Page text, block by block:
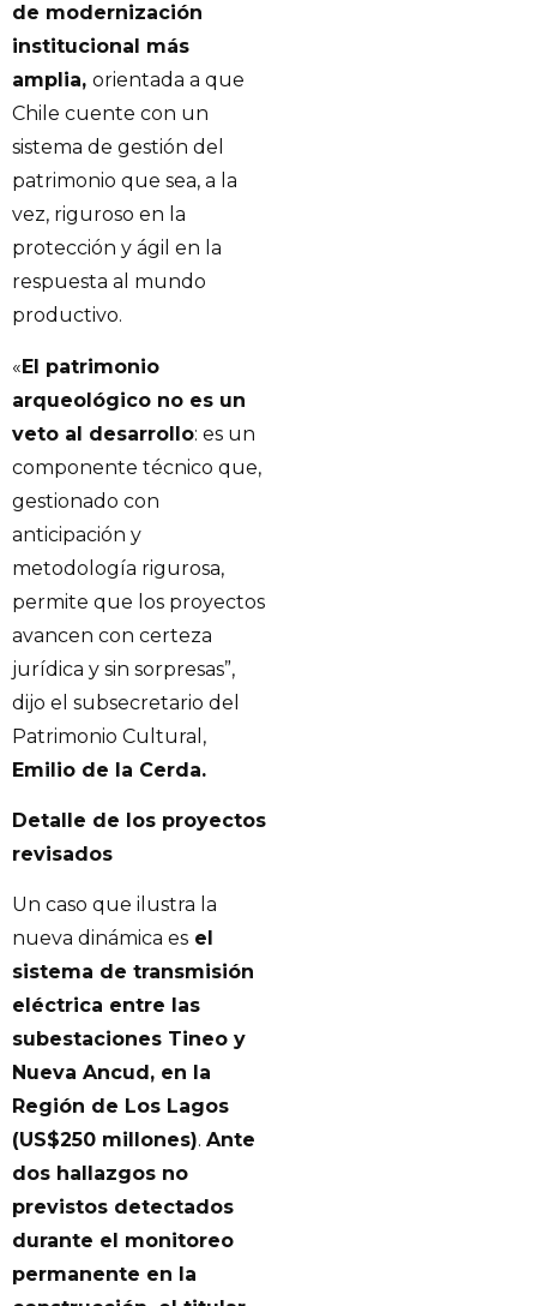
de modernización
institucional más
amplia, orientada a que
Chile cuente con un
sistema de gestión del
patrimonio que sea, a la
vez, riguroso en la
protección y ágil en la
respuesta al mundo
productivo.
«El patrimonio
arqueológico no es un
veto al desarrollo: es un
componente técnico que,
gestionado con
anticipación y
metodología rigurosa,
permite que los proyectos
avancen con certeza
jurídica y sin sorpresas”,
dijo el subsecretario del
Patrimonio Cultural,
Emilio de la Cerda.
Detalle de los proyectos
revisados
Un caso que ilustra la
nueva dinámica es el
sistema de transmisión
eléctrica entre las
subestaciones Tineo y
Nueva Ancud, en la
Región de Los Lagos
(US$250 millones). Ante
dos hallazgos no
previstos detectados
durante el monitoreo
permanente en la